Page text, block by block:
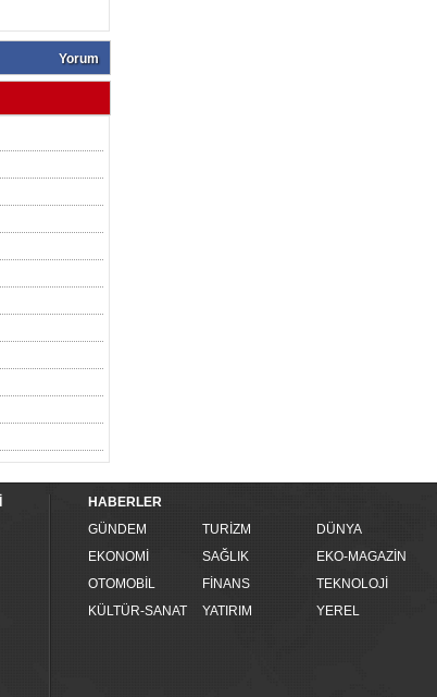
Yorum
HABERLER
GÜNDEM
TURİZM
DÜNYA
EKONOMİ
SAĞLIK
EKO-MAGAZİN
OTOMOBİL
FİNANS
TEKNOLOJİ
KÜLTÜR-SANAT
YATIRIM YEREL